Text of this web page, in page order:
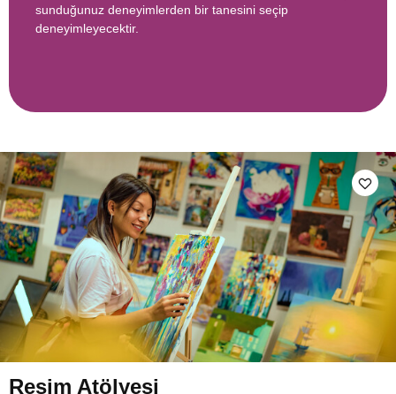
sunduğunuz deneyimlerden bir tanesini seçip
deneyimleyecektir.
Resim Atölyesi